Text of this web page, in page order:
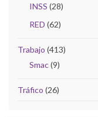
INSS (28)
RED (62)
Trabajo (413)
Smac(9)
Tráfico (26)